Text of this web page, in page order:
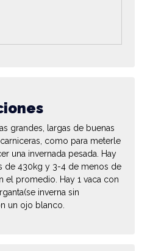
grandes, largas de buenas
como para meterle
una invernada pesada. Hay
de 430kg y 3-4 de menos de
el promedio. Hay 1 vaca con
inverna sin
un ojo blanco.